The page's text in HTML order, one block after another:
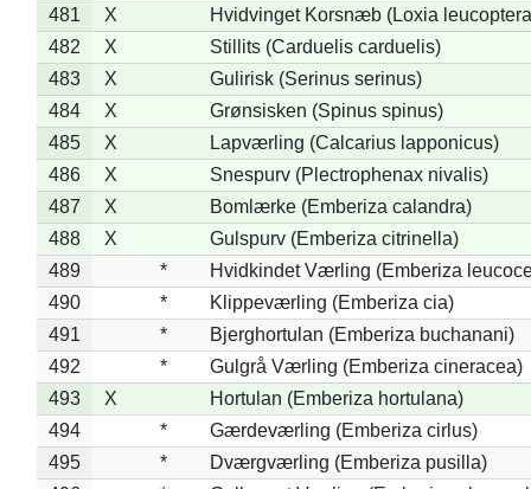
481
X
Hvidvinget Korsnæb (Loxia
482
X
Stillits (Carduelis carduelis)
483
X
Gulirisk (Serinus serinus)
484
X
Grønsisken (Spinus spinus)
485
X
Lapværling (Calcarius lapponicus)
486
X
Snespurv (Plectrophenax nivalis)
487
X
Bomlærke (Emberiza calandra)
488
X
Gulspurv (Emberiza citrinella)
489
*
Hvidkindet Værling (Emberiza
490
*
Klippeværling (Emberiza cia)
491
*
Bjerghortulan (Emberiza buchanani)
492
*
Gulgrå Værling (Emberiza cineracea)
493
X
Hortulan (Emberiza hortulana)
494
*
Gærdeværling (Emberiza cirlus)
495
*
Dværgværling (Emberiza pusilla)